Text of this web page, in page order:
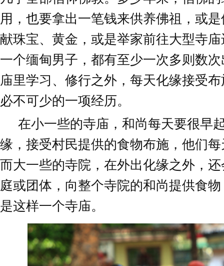
用，也要拿出一笔钱来供养佛祖，或
献珠宝、黄金，或是举家前往大型寺
一个缅甸男子，都有至少一次多则数
庙里学习、修行之外，每天化缘接受
必不可少的一项经历。
在小一些的寺庙，和尚每天要很早
缘，接受村民提供的食物布施，他们
而大一些的寺院，在外出化缘之外，
庭或团体，向整个寺院的和尚提供食
是这样一个寺庙。